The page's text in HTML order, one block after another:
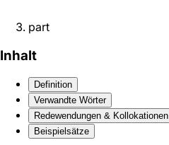
part
Inhalt
Definition
Verwandte Wörter
Redewendungen & Kollokationen
Beispielsätze